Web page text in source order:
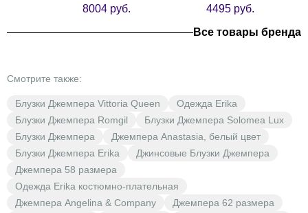
8004 руб.
4495 руб.
Все товары бренда
Смотрите также:
Блузки Джемпера Vittoria Queen
Одежда Erika
Блузки Джемпера Romgil
Блузки Джемпера Solomea Lux
Блузки Джемпера
Джемпера Anastasia, белый цвет
Блузки Джемпера Erika
Джинсовые Блузки Джемпера
Джемпера 58 размера
Одежда Erika костюмно-плательная
Джемпера Angelina & Company
Джемпера 62 размера